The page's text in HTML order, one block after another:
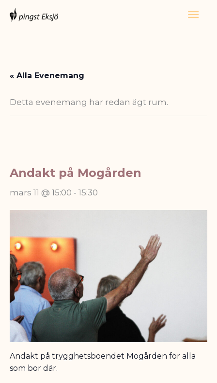
Hoppa
« Alla Evenemang
Detta evenemang har redan ägt rum.
Andakt på Mogården
mars 11 @ 15:00 - 15:30
Andakt på trygghetsboendet Mogården för alla
som bor där.